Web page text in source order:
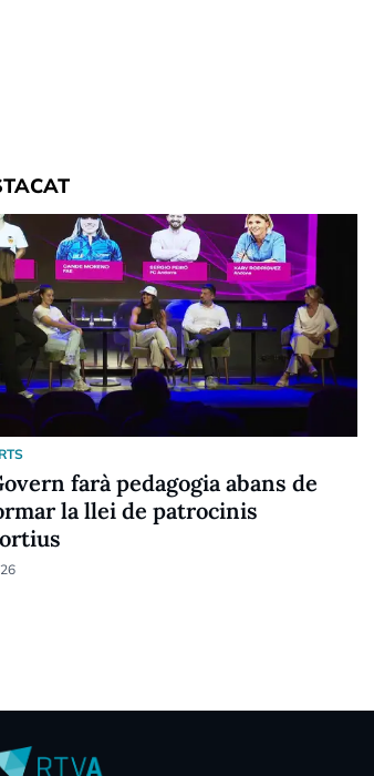
farà pedagogia abans de
la llei de patrocinis